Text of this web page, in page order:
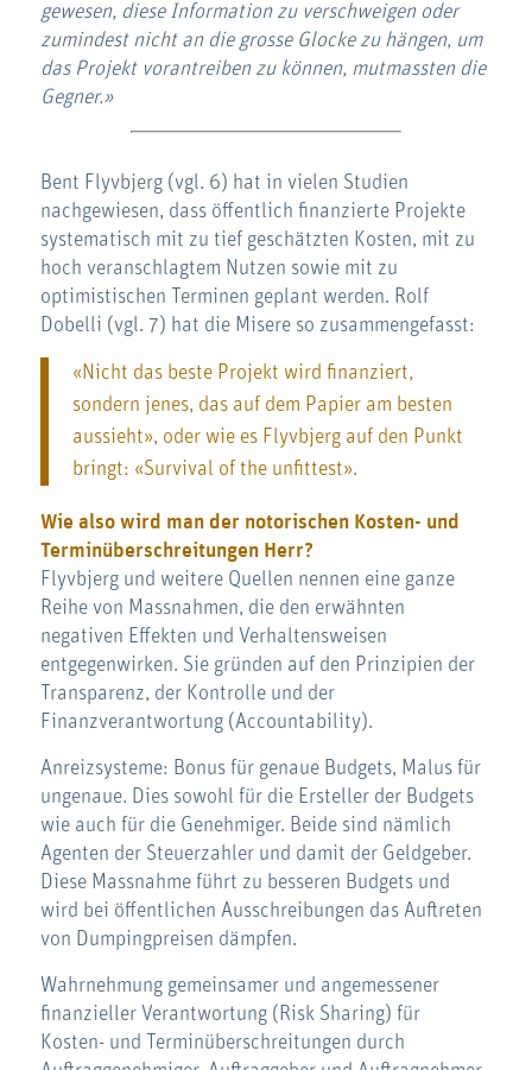
gewesen, diese Information zu verschweigen oder
zumindest nicht an die grosse Glocke zu hängen, um
das Projekt vorantreiben zu können, mutmassten die
Gegner.»
Bent Flyvbjerg (vgl. 6) hat in vielen Studien
nachgewiesen, dass öffentlich finanzierte Projekte
systematisch mit zu tief geschätzten Kosten, mit zu
hoch veranschlagtem Nutzen sowie mit zu
optimistischen Terminen geplant werden. Rolf
Dobelli (vgl. 7) hat die Misere so zusammengefasst:
«Nicht das beste Projekt wird finanziert,
sondern jenes, das auf dem Papier am besten
aussieht», oder wie es Flyvbjerg auf den Punkt
bringt: «Survival of the unfittest».
Wie also wird man der notorischen Kosten- und
Terminüberschreitungen Herr?
Flyvbjerg und weitere Quellen nennen eine ganze
Reihe von Massnahmen, die den erwähnten
negativen Effekten und Verhaltensweisen
entgegenwirken. Sie gründen auf den Prinzipien der
Transparenz, der Kontrolle und der
Finanzverantwortung (Accountability).
Anreizsysteme: Bonus für genaue Budgets, Malus für
ungenaue. Dies sowohl für die Ersteller der Budgets
wie auch für die Genehmiger. Beide sind nämlich
Agenten der Steuerzahler und damit der Geldgeber.
Diese Massnahme führt zu besseren Budgets und
wird bei öffentlichen Ausschreibungen das Auftreten
von Dumpingpreisen dämpfen.
Wahrnehmung gemeinsamer und angemessener
finanzieller Verantwortung (Risk Sharing) für
Kosten- und Terminüberschreitungen durch